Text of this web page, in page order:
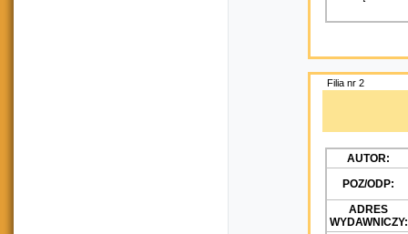
Filia nr 2
AUTOR:
POZ/ODP:
ADRES
WYDAWNICZY: